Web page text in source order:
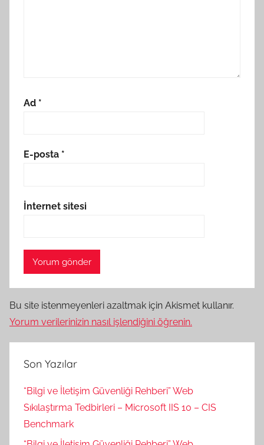
Ad *
E-posta *
İnternet sitesi
Bu site istenmeyenleri azaltmak için Akismet kullanır.
Yorum verilerinizin nasıl işlendiğini öğrenin.
Son Yazılar
“Bilgi ve İletişim Güvenliği Rehberi” Web
Sıkılaştırma Tedbirleri – Microsoft IIS 10 – CIS
Benchmark